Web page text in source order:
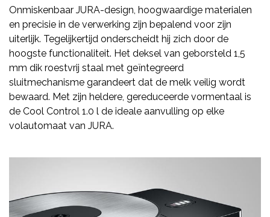
Onmiskenbaar JURA-design, hoogwaardige materialen
en precisie in de verwerking zijn bepalend voor zijn
uiterlijk. Tegelijkertijd onderscheidt hij zich door de
hoogste functionaliteit. Het deksel van geborsteld 1,5
mm dik roestvrij staal met geïntegreerd
sluitmechanisme garandeert dat de melk veilig wordt
bewaard. Met zijn heldere, gereduceerde vormentaal is
de Cool Control 1.0 l de ideale aanvulling op elke
volautomaat van JURA.­­